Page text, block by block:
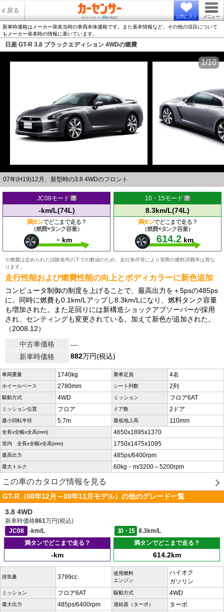
戻る
お気に入り メニュー
新車時価格はメーカー発表当時の車両本体価格です。また基本情報など、その他の項目について
もメーカー発表時の情報に基いています。
日産 GT-R 3.8 ブラックエディション 4WDの燃費
07年(H19)12月、新型時の3.8 4WDのフロント
1/10
JC08モード
-km/L(74L)
満タンでどこまで走る？
（燃費×タンク容量）
- km
10・15モード
8.3km/L(74L)
満タンでどこまで走る？
（燃費×タンク容量）
614.2 km
※燃費は定められた試験条件の下での数値のため、走行条件等により実際の燃料消費率は異な
ります。
走行性能および燃費性能の向上とボディカラーに新色追加
コンピュータ制御の制度を上げることで、最高出力を＋5psの485ps
に。同時に燃費も0.1km/Lアップし8.3km/Lになり、燃料タンク容量
も増加された。また足回りには新構造ショックアブソーバーが採用
され、センティングも変更されている。加えて新色が追加された。
（2008.12）
中古車価格
---
新車時価格
882万円(税込)
車両重量 1740kg 乗車定員 4名
ホイールベース 2780mm シート列数 2列
駆動方式 4WD ミッション フロア6AT
ミッション位置 フロア ドア数 2ドア
最小回転半径 5.7m 最低地上高 110mm
全長x全幅x全高(mm) 4650x1895x1370
室内 全長x全幅x全高(mm) 1750x1475x1095
最高出力 485ps/6400rpm
最大トルク 60kg・m/3200～5200rpm
この車のカタログ情報を見る
GT-R（08年12月～09年11月モデル）の他のグレード一覧
3.8 4WD
新車時価格861万円(税込)
JC08
-km/L 10・15
8.3km/L
満タンでどこまで走る？
-km
満タンでどこまで走る？
614.2km
排気量 3799cc
使用燃料
エンジン
ハイオク
ガソリン
ミッション フロア6AT 駆動方式 4WD
最大出力 485ps/6400rpm 過給器（ターボ） ターボ